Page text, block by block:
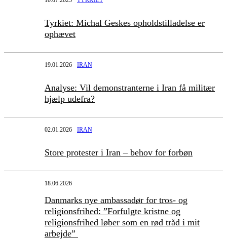
Tyrkiet: Michal Geskes opholdstilladelse er
ophævet
19.01.2026 IRAN
Analyse: Vil demonstranterne i Iran få militær
hjælp udefra?
02.01.2026 IRAN
Store protester i Iran – behov for forbøn
18.06.2026
Danmarks nye ambassadør for tros- og
religionsfrihed: ”Forfulgte kristne og
religionsfrihed løber som en rød tråd i mit
arbejde”